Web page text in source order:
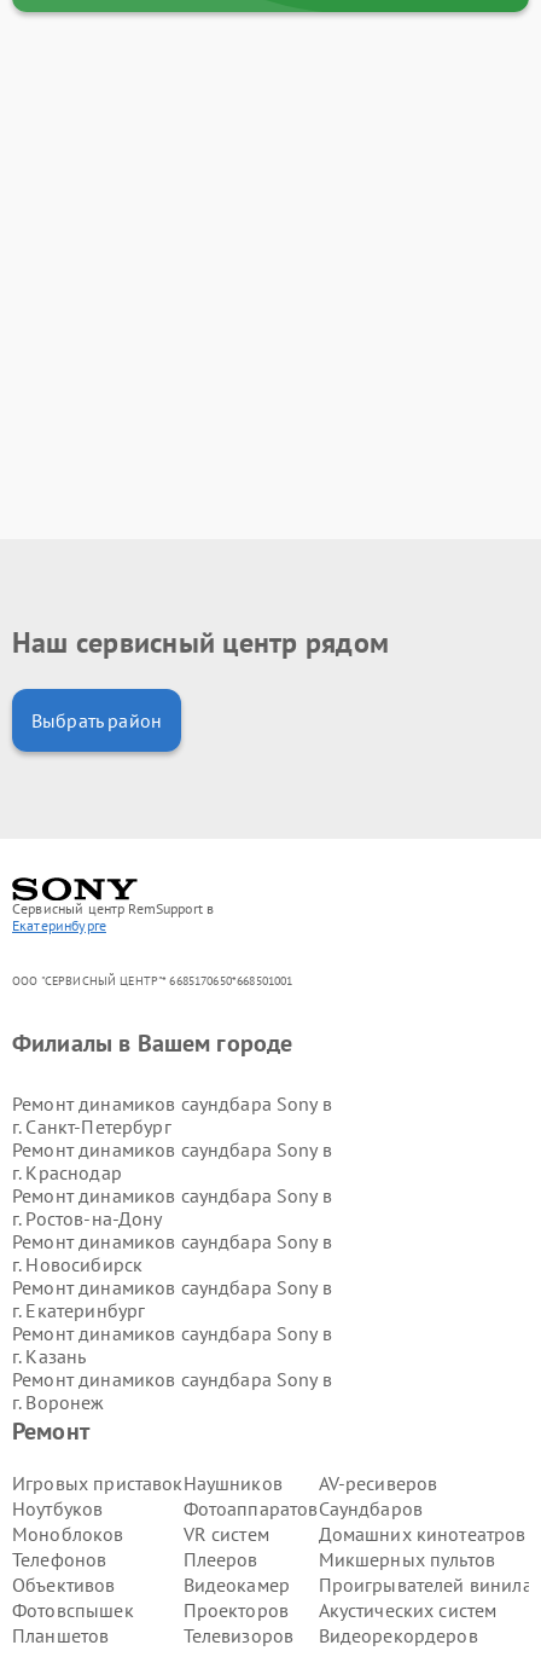
Наш сервисный центр рядом
Выбрать район
Сервисный центр RemSupport в
Екатеринбурге
ООО "СЕРВИСНЫЙ ЦЕНТР"* 6685170650*668501001
Ремонт
Игровых приставок
Ноутбуков
Моноблоков
Телефонов
Объективов
Фотовспышек
Планшетов
Наушников
Фотоаппаратов
VR систем
Плееров
Видеокамер
Проекторов
Телевизоров
AV-ресиверов
Саундбаров
Домашних кинотеатров
Микшерных пультов
Проигрывателей винила
Акустических систем
Видеорекордеров
Филиалы в Вашем городе
Ремонт динамиков саундбара Sony в
г. Санкт-Петербург
Ремонт динамиков саундбара Sony в
г. Краснодар
Ремонт динамиков саундбара Sony в
г. Ростов-на-Дону
Ремонт динамиков саундбара Sony в
г. Новосибирск
Ремонт динамиков саундбара Sony в
г. Екатеринбург
Ремонт динамиков саундбара Sony в
г. Казань
Ремонт динамиков саундбара Sony в
г. Воронеж
Ремонт динамиков саундбара Sony в
г. Волгоград
г.Самара
Ремонт динамиков саундбара Sony в
г.Пермь
Ремонт динамиков саундбара Sony в
г.Красноярск
Ремонт динамиков саундбара Sony в
г.Ижевск
Ремонт динамиков саундбара Sony в